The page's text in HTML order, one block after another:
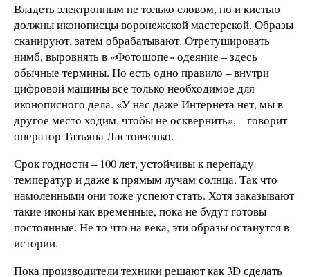
Владеть электронным не только словом, но и кистью
должны иконописцы воронежской мастерской. Образы
сканируют, затем обрабатывают. Отретушировать
нимб, выровнять в «Фотошопе» одеяние – здесь
обычные термины. Но есть одно правило – внутри
цифровой машины все только необходимое для
иконописного дела. «У нас даже Интернета нет, мы в
другое место ходим, чтобы не осквернить», – говорит
оператор Татьяна Ластовченко.
Срок годности – 100 лет, устойчивы к перепаду
температур и даже к прямым лучам солнца. Так что
намоленными они тоже успеют стать. Хотя заказывают
такие иконы как временные, пока не будут готовы
постоянные. Не то что на века, эти образы останутся в
истории.
Пока производители техники решают как 3D сделать